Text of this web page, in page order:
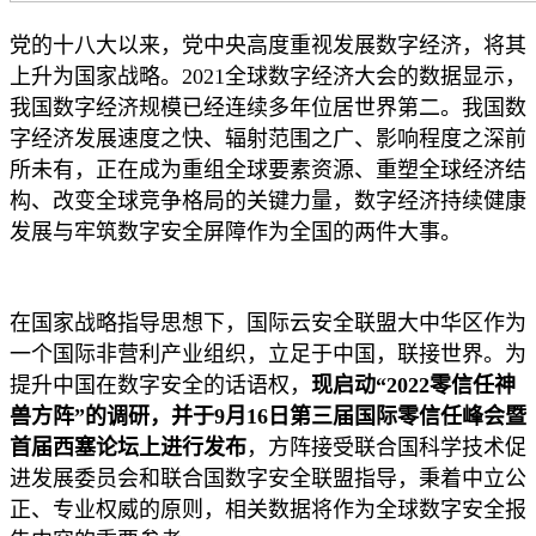
党的十八大以来，党中央高度重视发展数字经济，将其
上升为国家战略。2021全球数字经济大会的数据显示，
我国数字经济规模已经连续多年位居世界第二。我国数
字经济发展速度之快、辐射范围之广、影响程度之深前
所未有，正在成为重组全球要素资源、重塑全球经济结
构、改变全球竞争格局的关键力量，数字经济持续健康
发展与牢筑数字安全屏障作为全国的两件大事。
在国家战略指导思想下，国际云安全联盟大中华区作为
一个国际非营利产业组织，立足于中国，联接世界。为
提升中国在数字安全的话语权， 现启动“2022零信任神
兽方阵”的调研，并于9月16日第三届国际零信任峰会暨
首届西塞论坛上进行发布，方阵接受联合国科学技术促
进发展委员会和联合国数字安全联盟指导，秉着中立公
正、专业权威的原则，相关数据将作为全球数字安全报